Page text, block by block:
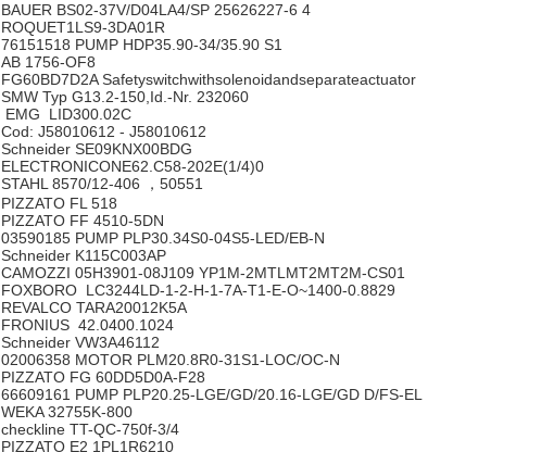
BAUER BS02-37V/D04LA4/SP 25626227-6 4
ROQUET1LS9-3DA01R
76151518 PUMP HDP35.90-34/35.90 S1
AB 1756-OF8
FG60BD7D2A Safetyswitchwithsolenoidandseparateactuator
SMW Typ G13.2-150,Id.-Nr. 232060
EMG LID300.02C
Cod: J58010612 - J58010612
Schneider SE09KNX00BDG
ELECTRONICONE62.C58-202E(1/4)0
STAHL 8570/12-406 ，50551
PIZZATO FL 518
PIZZATO FF 4510-5DN
03590185 PUMP PLP30.34S0-04S5-LED/EB-N
Schneider K115C003AP
CAMOZZI 05H3901-08J109 YP1M-2MTLMT2MT2M-CS01
FOXBORO LC3244LD-1-2-H-1-7A-T1-E-O~1400-0.8829
REVALCO TARA20012K5A
FRONIUS 42.0400.1024
Schneider VW3A46112
02006358 MOTOR PLM20.8R0-31S1-LOC/OC-N
PIZZATO FG 60DD5D0A-F28
66609161 PUMP PLP20.25-LGE/GD/20.16-LGE/GD D/FS-EL
WEKA 32755K-800
checkline TT-QC-750f-3/4
PIZZATO E2 1PL1R6210